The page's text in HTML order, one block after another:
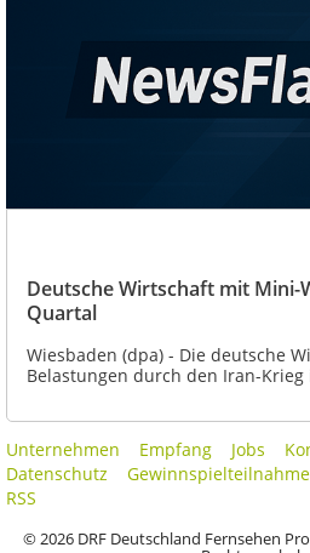
Deutsche Wirtschaft mit Mini-
Quartal
Wiesbaden (dpa) - Die deutsche
Belastungen durch den Iran-Krieg
Unternehmen Empfang Jobs
Datenschutz
Gewinnspielteilnahme
RSS
© 2026 DRF Deutschland Fernsehen